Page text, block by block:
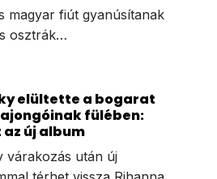
magyar fiút gyanúsítanak
osztrák…
elültette a bogarat
fülében:
új album
várakozás után új